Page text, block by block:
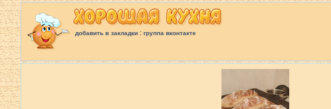
добавить в закладки: группа вконтакте